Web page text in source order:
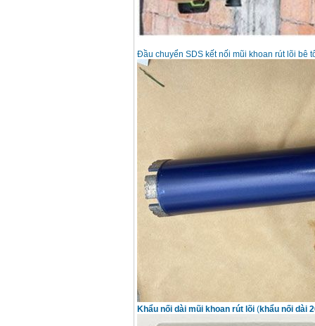
Đầu chuyển SDS kết nối mũi khoan rút lõi bê
Khẩu nối dài mũi khoan rút lõi (khẩu nối dài